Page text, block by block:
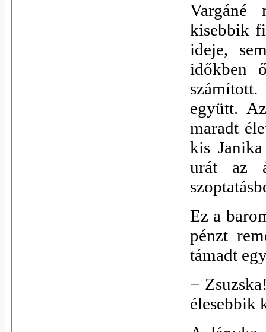
Vargáné
kisebbik
ideje,
időkben
együtt.
maradt
kis
urát az
Ez a
pénzt
támadt
−
élesebbik